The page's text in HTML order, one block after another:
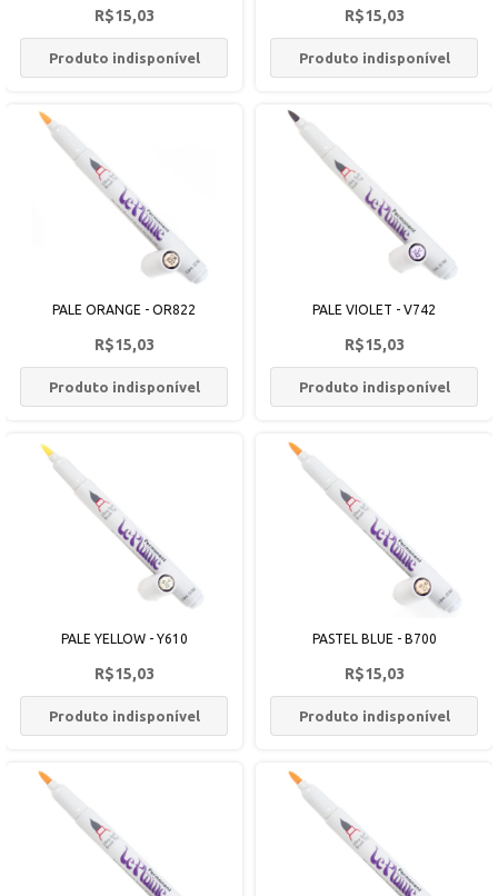
R$15,03
Produto indisponível
R$15,03
Produto indisponível
PALE ORANGE - OR822
R$15,03
Produto indisponível
PALE VIOLET - V742
R$15,03
Produto indisponível
PALE YELLOW - Y610
R$15,03
Produto indisponível
PASTEL BLUE - B700
R$15,03
Produto indisponível